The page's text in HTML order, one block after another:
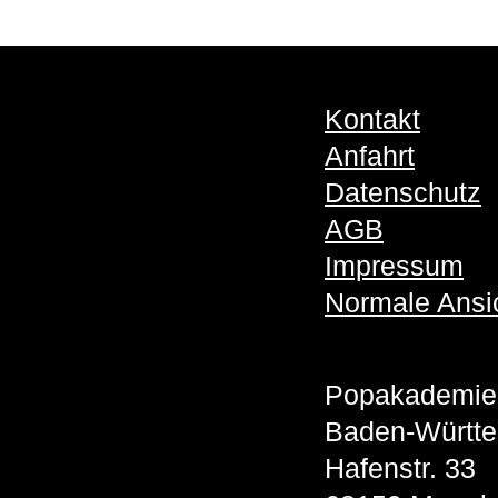
Kontakt
Anfahrt
Datenschutz
AGB
Impressum
Normale
Popakademie
Baden-
Hafenstr. 33